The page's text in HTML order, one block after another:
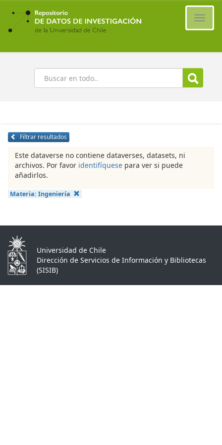
Ir
contenido
principal
Buscar
Filtrar resultados
Este dataverse no contiene dataverses, datasets, ni
archivos. Por favor identifíquese para ver si puede
añadirlos.
Materia: Ingeniería
Universidad de Chile
Dirección de Servicios de Información y Bibliotecas
(SISIB)